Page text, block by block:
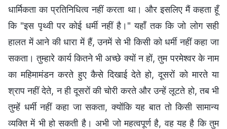
धार्मिकता का प्रतिनिधित्व नहीं करता था। और इसलिए मैं कहता हूँ
कि "इस पृथ्वी पर कोई धर्मी नहीं है।" यहाँ तक कि जो लोग सही
हालत में आने की धारा में हैं, उनमें से भी किसी को धर्मी नहीं कहा जा
सकता। तुम्हारे कार्य कितने भी अच्छे क्यों न हों, तुम परमेश्वर के नाम
का महिमामंडन करते हुए कैसे दिखाई देते हो, दूसरों को मारते या
श्राप नहीं देते, न ही दूसरों की चोरी करते और उन्हें लूटते हो, तब भी
तुम्हें धर्मी नहीं कहा जा सकता, क्योंकि यह बात तो किसी सामान्य
व्यक्ति में भी हो सकती है। अभी जो महत्वपूर्ण है, वह यह है कि तुम